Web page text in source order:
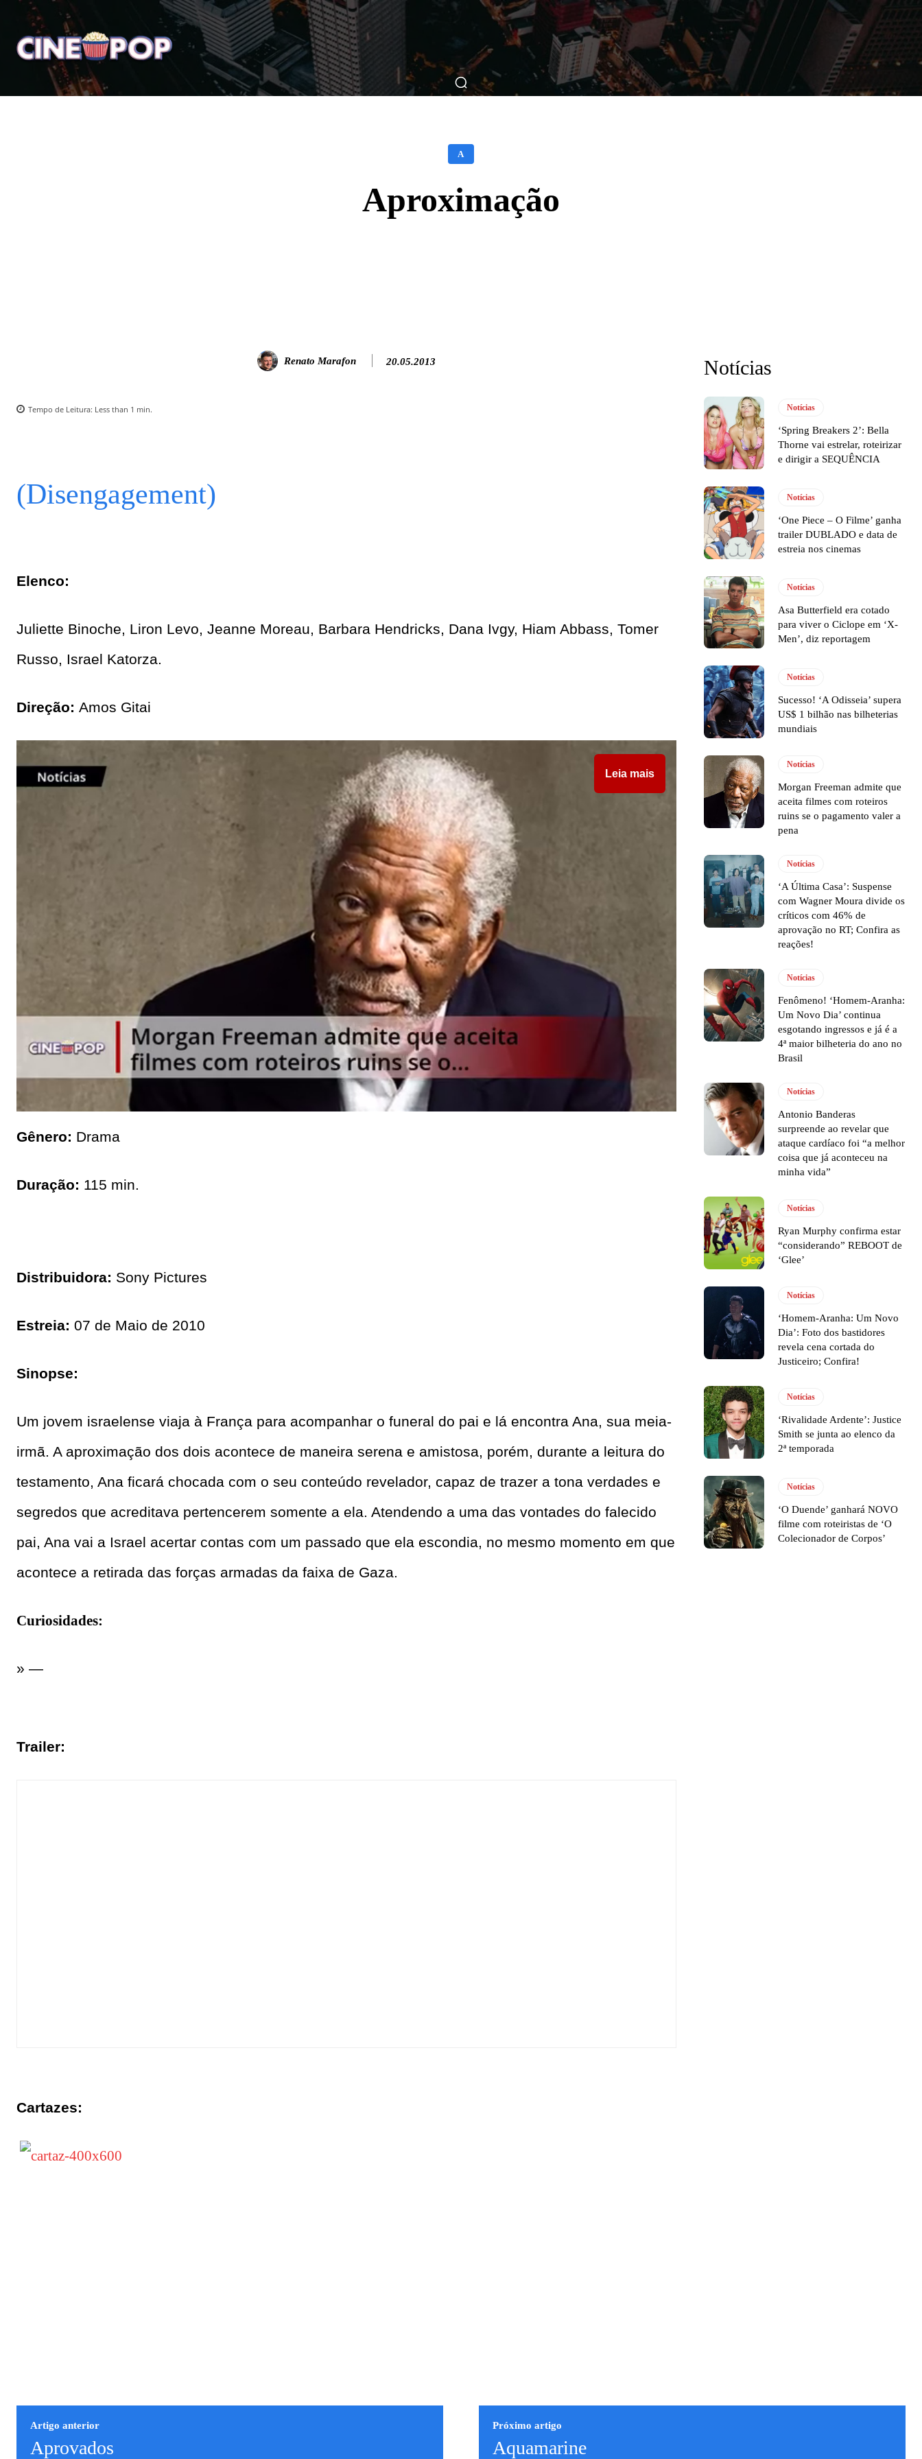
Home Notícias Críticas Breve Nos Cinemas Matérias Nos Cinemas Filmes Séries Música Gênero
A
Aproximação
Renato Marafon 20.05.2013
Tempo de Leitura: Less than 1 min.
(Disengagement)
Elenco:
Juliette Binoche, Liron Levo, Jeanne Moreau, Barbara Hendricks, Dana Ivgy, Hiam Abbass, Tomer
Russo, Israel Katorza.
Direção: Amos Gitai
Leia mais
Gênero: Drama
Duração: 115 min.
Distribuidora: Sony Pictures
Estreia: 07 de Maio de 2010
Sinopse:
Um jovem israelense viaja à França para acompanhar o funeral do pai e lá encontra Ana, sua meia-
irmã. A aproximação dos dois acontece de maneira serena e amistosa, porém, durante a leitura do
testamento, Ana ficará chocada com o seu conteúdo revelador, capaz de trazer a tona verdades e
segredos que acreditava pertencerem somente a ela. Atendendo a uma das vontades do falecido
pai, Ana vai a Israel acertar contas com um passado que ela escondia, no mesmo momento em que
acontece a retirada das forças armadas da faixa de Gaza.
Curiosidades:
» —
Trailer:
Cartazes:
Notícias
Notícias
‘Spring Breakers 2’: Bella
Thorne vai estrelar, roteirizar
e dirigir a SEQUÊNCIA
Notícias
‘One Piece – O Filme’ ganha
trailer DUBLADO e data de
estreia nos cinemas
Notícias
Asa Butterfield era cotado
para viver o Ciclope em ‘X-
Men’, diz reportagem
Notícias
Sucesso! ‘A Odisseia’ supera
US$ 1 bilhão nas bilheterias
mundiais
Notícias
Morgan Freeman admite que
aceita filmes com roteiros
ruins se o pagamento valer a
pena
Notícias
‘A Última Casa’: Suspense
com Wagner Moura divide os
críticos com 46% de
aprovação no RT; Confira as
reações!
Notícias
Fenômeno! ‘Homem-Aranha:
Um Novo Dia’ continua
esgotando ingressos e já é a
4ª maior bilheteria do ano no
Brasil
Notícias
Antonio Banderas
surpreende ao revelar que
ataque cardíaco foi “a melhor
coisa que já aconteceu na
minha vida”
Notícias
Ryan Murphy confirma estar
“considerando” REBOOT de
‘Glee’
Notícias
‘Homem-Aranha: Um Novo
Dia’: Foto dos bastidores
revela cena cortada do
Justiceiro; Confira!
Notícias
‘Rivalidade Ardente’: Justice
Smith se junta ao elenco da
2ª temporada
Notícias
‘O Duende’ ganhará NOVO
filme com roteiristas de ‘O
Colecionador de Corpos’
Artigo anterior
Aprovados
Próximo artigo
Aquamarine